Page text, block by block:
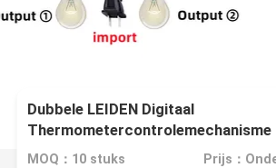
Dubbele LEIDEN Digitaal
Heating 220V
MOQ：10 stuks Prijs：